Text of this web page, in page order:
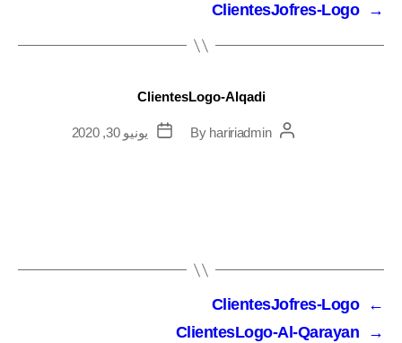
→
ClientesJofres-Logo
ClientesLogo-Alqadi
By haririadmin يونيو 30, 2020
←
ClientesJofres-Logo
→
ClientesLogo-Al-Qarayan